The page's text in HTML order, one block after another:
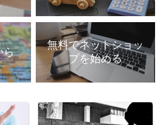
ら
無料でネットショッ
プを始める